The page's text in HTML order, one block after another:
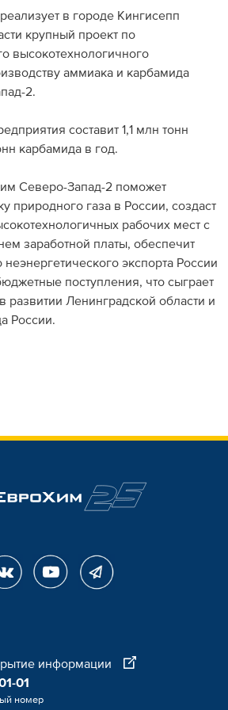
информации
в городе Кингисепп
крупный проект по
высокотехнологичного
аммиака и карбамида
2.
составит 1,1 млн тонн
карбамида в год.
Северо-Запад-2 поможет
природного газа в России, создаст
рабочих мест с
заработной платы, обеспечит
экспорта России
поступления, что сыграет
развитии Ленинградской области и
России.
01
номер
информации